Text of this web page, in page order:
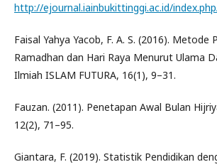
http://ejournal.iainbukittinggi.ac.id/
Faisal Yahya Yacob, F. A. S. (2016). Metode
Ramadhan dan Hari Raya Menurut Ulama
Ilmiah ISLAM FUTURA, 16(1), 9–31.
Fauzan. (2011). Penetapan Awal Bulan
12(2), 71–95.
Giantara, F. (2019). Statistik Pendidikan